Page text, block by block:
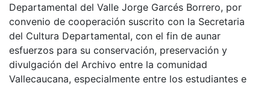
Departamental del Valle Jorge Garcés Borrero, por
convenio de cooperación suscrito con la Secretaria
del Cultura Departamental, con el fin de aunar
esfuerzos para su conservación, preservación y
divulgación del Archivo entre la comunidad
Vallecaucana, especialmente entre los estudiantes e